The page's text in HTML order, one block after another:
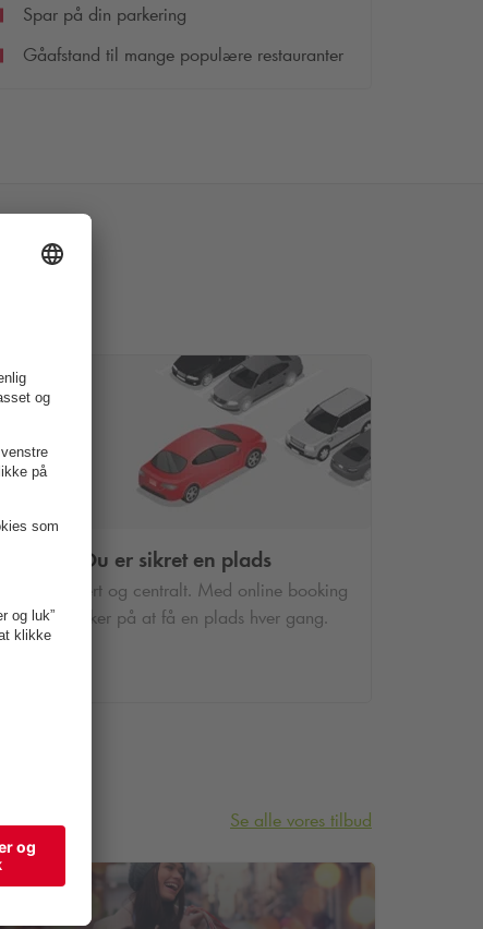
Spar på din parkering
Gåafstand til mange populære restauranter
Du er sikret en plads
Parkér sikkert og centralt. Med online booking
er du sikker på at få en plads hver gang.
Se alle vores tilbud